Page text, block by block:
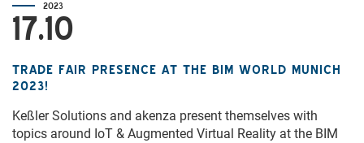
2023
17.10
TRADE FAIR PRESENCE AT THE BIM WORLD MUNICH
2023!
Keßler Solutions and akenza present themselves with
topics around IoT & Augmented Virtual Reality at the BIM